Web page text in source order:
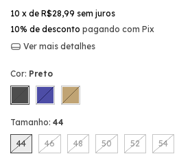
10 x de R$28,99 sem juros
10% de desconto pagando com Pix
Ver mais detalhes
Cor: Preto
Tamanho: 44
44 46 48 50 52 54